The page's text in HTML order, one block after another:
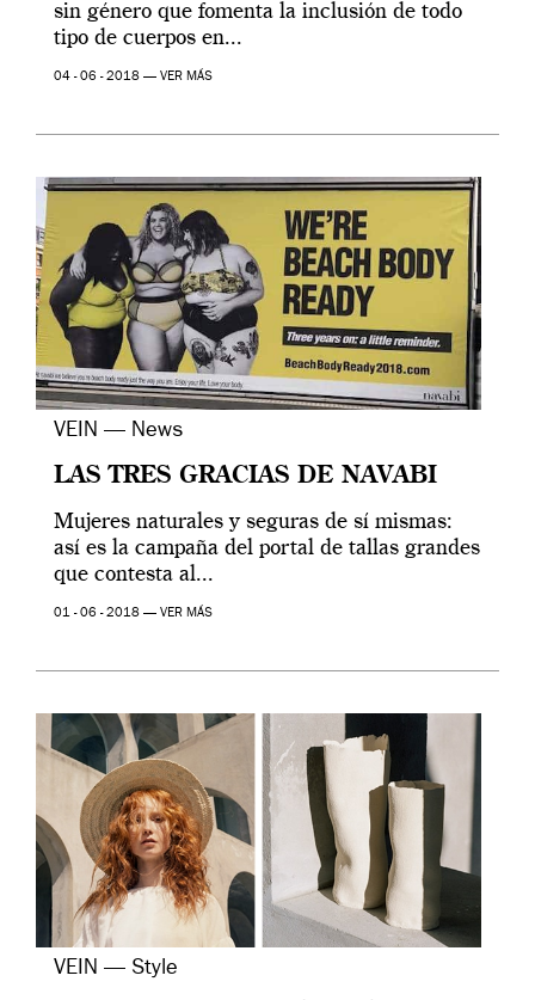
sin género que fomenta la inclusión de todo
tipo de cuerpos en...
04 - 06 - 2018 — VER MÁS
VEIN — News
LAS TRES GRACIAS DE NAVABI
Mujeres naturales y seguras de sí mismas:
así es la campaña del portal de tallas grandes
que contesta al...
01 - 06 - 2018 — VER MÁS
VEIN — Style